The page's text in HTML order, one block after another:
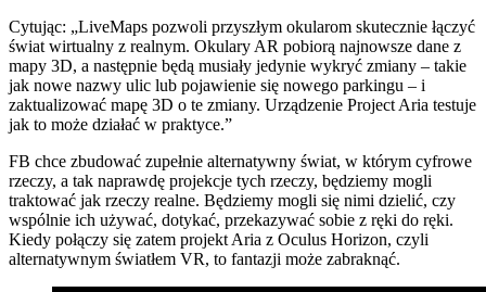
Cytując: „LiveMaps pozwoli przyszłym okularom skutecznie łączyć
świat wirtualny z realnym. Okulary AR pobiorą najnowsze dane z
mapy 3D, a następnie będą musiały jedynie wykryć zmiany – takie
jak nowe nazwy ulic lub pojawienie się nowego parkingu – i
zaktualizować mapę 3D o te zmiany. Urządzenie Project Aria testuje
jak to może działać w praktyce.”
FB chce zbudować zupełnie alternatywny świat, w którym cyfrowe
rzeczy, a tak naprawdę projekcje tych rzeczy, będziemy mogli
traktować jak rzeczy realne. Będziemy mogli się nimi dzielić, czy
wspólnie ich używać, dotykać, przekazywać sobie z ręki do ręki.
Kiedy połączy się zatem projekt Aria z Oculus Horizon, czyli
alternatywnym światłem VR, to fantazji może zabraknąć.